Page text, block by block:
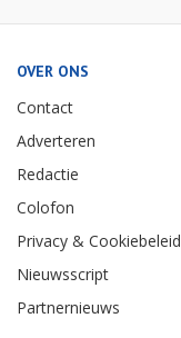
OVER ONS
Contact
Adverteren
Redactie
Colofon
Privacy & Cookiebeleid
Nieuwsscript
Partnernieuws